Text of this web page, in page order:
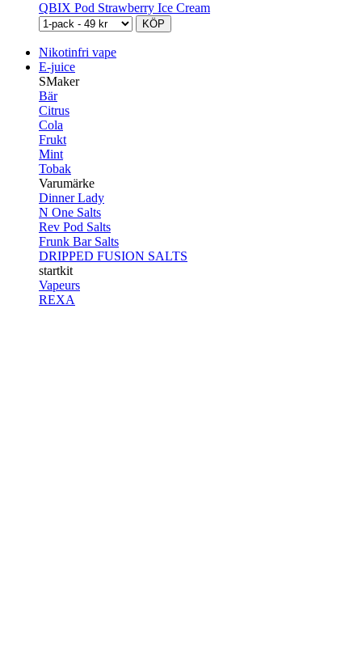
QBIX Pod Strawberry Ice Cream
KÖP
Nikotinfri vape
E-juice
SMaker
Bär
Citrus
Cola
Frukt
Mint
Tobak
Varumärke
Dinner Lady
N One Salts
Rev Pod Salts
Frunk Bar Salts
DRIPPED FUSION SALTS
startkit
Vapeurs
REXA